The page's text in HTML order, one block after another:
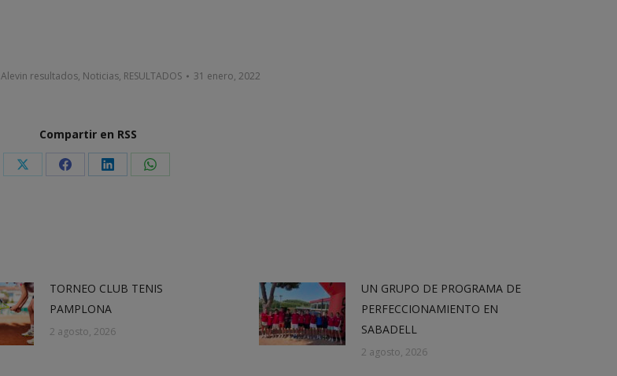
Alevin resultados, Noticias, RESULTADOS 31 enero, 2022
Compartir en RSS
Share Share Share Share
TORNEO CLUB TENIS
PAMPLONA
2 agosto, 2026
UN GRUPO DE PROGRAMA DE
PERFECCIONAMIENTO EN
SABADELL
2 agosto, 2026